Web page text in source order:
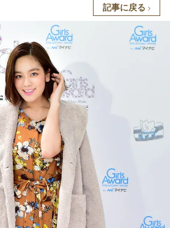
記事に戻る